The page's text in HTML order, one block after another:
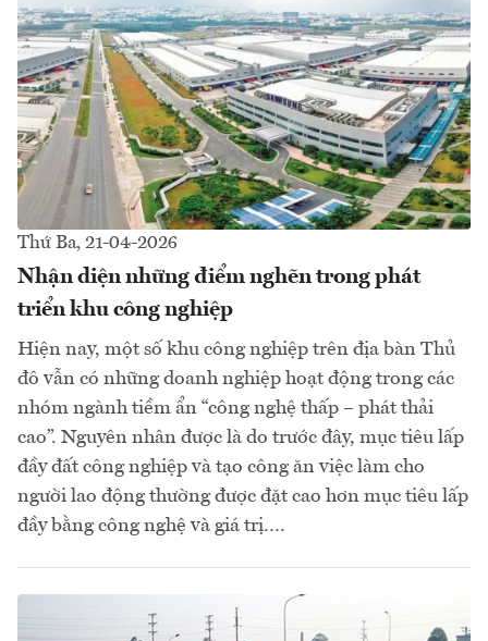
Thứ Ba, 21-04-2026
Nhận diện những điểm nghẽn trong phát
triển khu công nghiệp
Hiện nay, một số khu công nghiệp trên địa bàn Thủ
đô vẫn có những doanh nghiệp hoạt động trong các
nhóm ngành tiềm ẩn “công nghệ thấp – phát thải
cao”. Nguyên nhân được là do trước đây, mục tiêu lấp
đầy đất công nghiệp và tạo công ăn việc làm cho
người lao động thường được đặt cao hơn mục tiêu lấp
đầy bằng công nghệ và giá trị….